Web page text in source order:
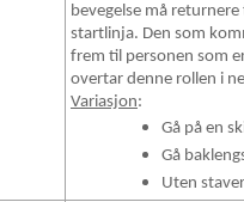
bevegelse må returnere
startlinja. Den som
frem til personen som
overtar denne rollen i
Variasjon:
Gå på en
Gå
Uten staver